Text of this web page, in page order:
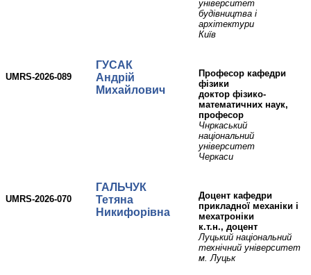
університет
будівництва і
архітектури
Київ
UMRS-2026-089
ГУСАК
Андрій
Михайлович
професор кафедри
фізики
доктор фізико-
математичних наук,
професор
Чнркаський
національний
університет
Черкаси
UMRS-2026-070
ГАЛЬЧУК
Тетяна
Никифорівна
доцент кафедри
прикладної механіки і
мехатроніки
к.т.н., доцент
Луцький національний
технічний університет
м. Луцьк